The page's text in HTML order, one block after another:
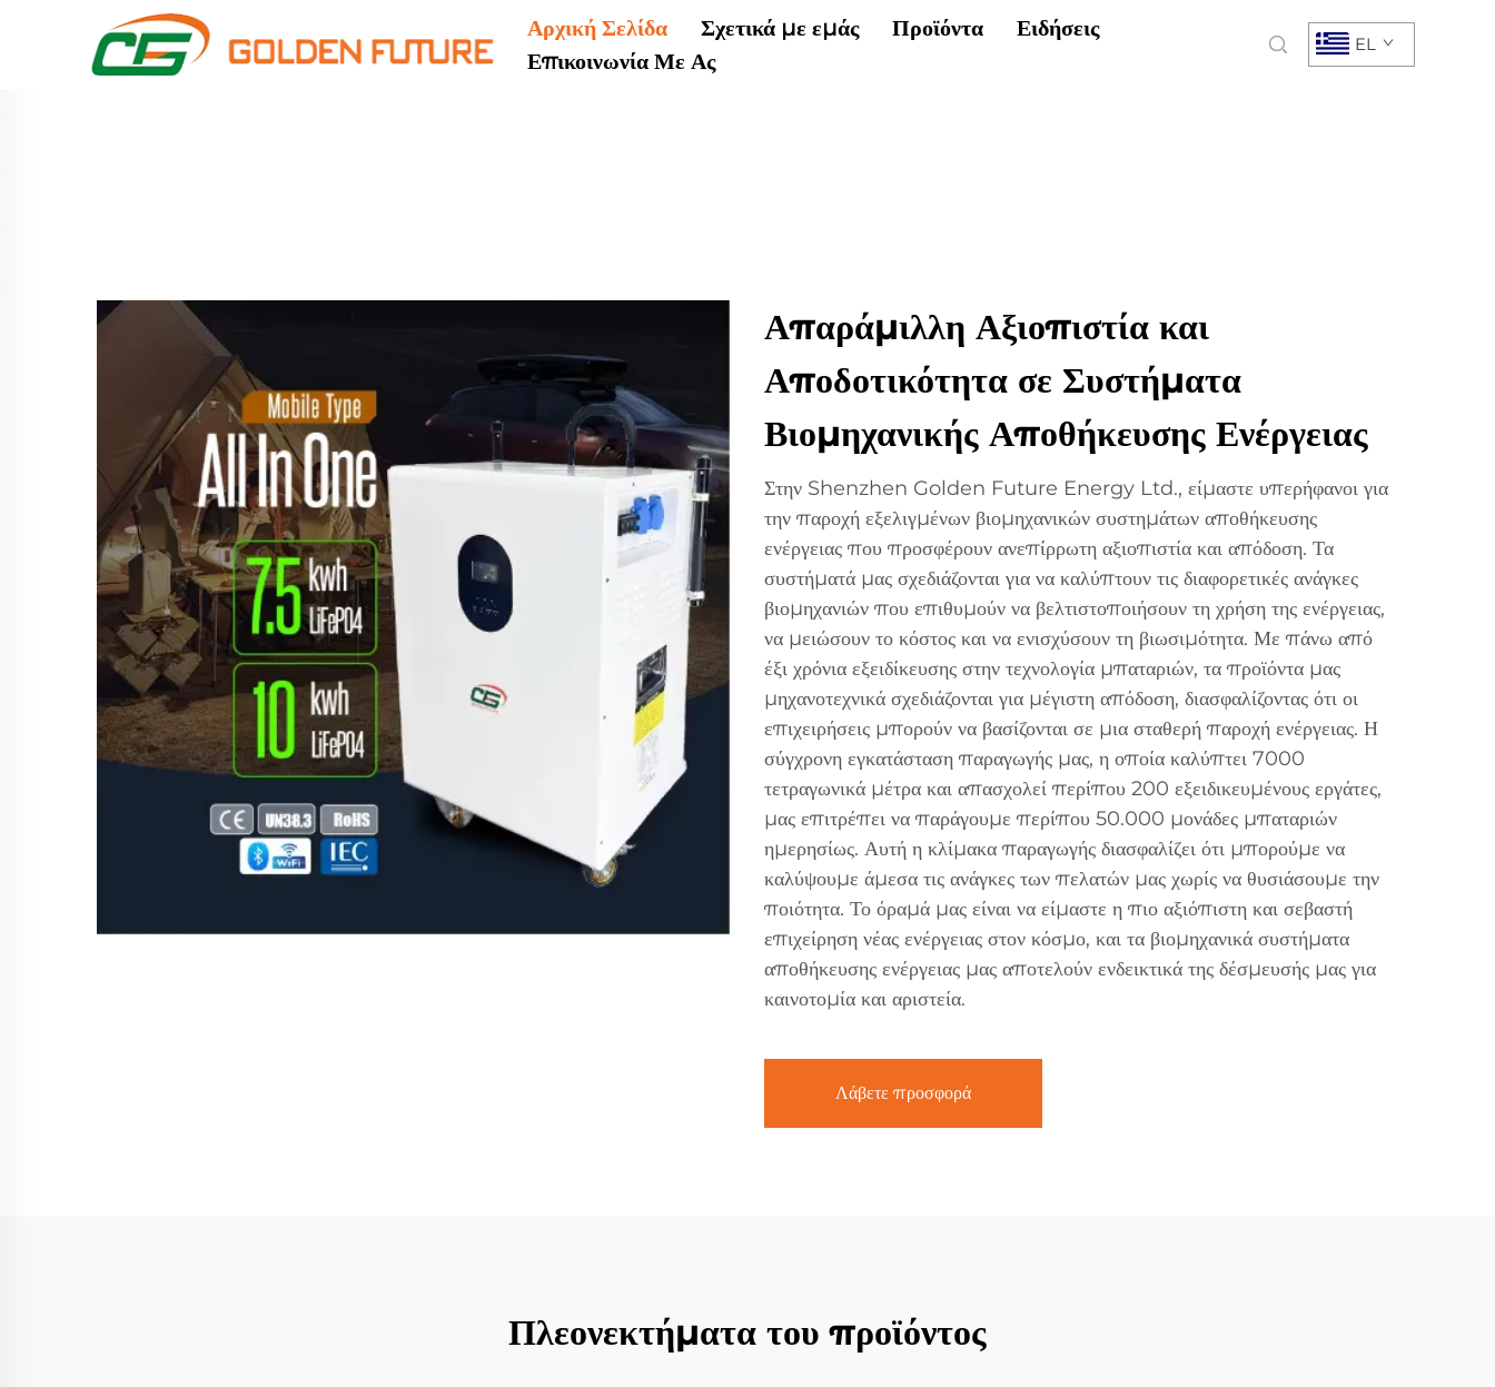
Αρχική Σελίδα Σχετικά με εμάς Προϊόντα
Ειδήσεις
Επικοινωνία Με Ας
EL
Απαράμιλλη Αξιοπιστία και
Αποδοτικότητα σε Συστήματα
Βιομηχανικής Αποθήκευσης Ενέργειας
Στην Shenzhen Golden Future Energy Ltd., είμαστε υπερήφανοι για
την παροχή εξελιγμένων βιομηχανικών συστημάτων αποθήκευσης
ενέργειας που προσφέρουν ανεπίρρωτη αξιοπιστία και απόδοση. Τα
συστήματά μας σχεδιάζονται για να καλύπτουν τις διαφορετικές ανάγκες
βιομηχανιών που επιθυμούν να βελτιστοποιήσουν τη χρήση της ενέργειας,
να μειώσουν το κόστος και να ενισχύσουν τη βιωσιμότητα. Με πάνω από
έξι χρόνια εξειδίκευσης στην τεχνολογία μπαταριών, τα προϊόντα μας
μηχανοτεχνικά σχεδιάζονται για μέγιστη απόδοση, διασφαλίζοντας ότι οι
επιχειρήσεις μπορούν να βασίζονται σε μια σταθερή παροχή ενέργειας. Η
σύγχρονη εγκατάσταση παραγωγής μας, η οποία καλύπτει 7000
τετραγωνικά μέτρα και απασχολεί περίπου 200 εξειδικευμένους εργάτες,
μας επιτρέπει να παράγουμε περίπου 50.000 μονάδες μπαταριών
ημερησίως. Αυτή η κλίμακα παραγωγής διασφαλίζει ότι μπορούμε να
καλύψουμε άμεσα τις ανάγκες των πελατών μας χωρίς να θυσιάσουμε την
ποιότητα. Το όραμά μας είναι να είμαστε η πιο αξιόπιστη και σεβαστή
επιχείρηση νέας ενέργειας στον κόσμο, και τα βιομηχανικά συστήματα
αποθήκευσης ενέργειας μας αποτελούν ενδεικτικά της δέσμευσής μας για
καινοτομία και αριστεία.
Λάβετε προσφορά
Πλεονεκτήματα του προϊόντος